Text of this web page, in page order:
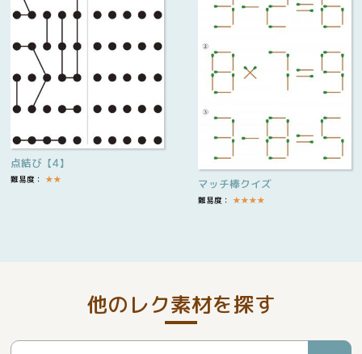
点結び【4】
難易度： ★★ マッチ棒クイズ
難易度： ★★★★
他のレク素材を探す